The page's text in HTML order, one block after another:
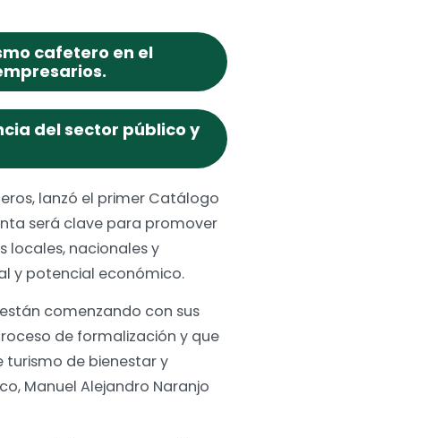
cafetero en el
del sector público y
lanzó el primer Catálogo
será clave para promover
locales, nacionales y
y potencial económico.
comenzando con sus
de formalización y que
de bienestar y
Manuel Alejandro Naranjo